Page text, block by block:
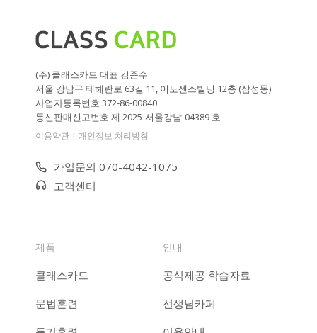
(주) 클래스카드 대표 김준수
서울 강남구 테헤란로 63길 11, 이노센스빌딩 12층 (삼성동)
사업자등록번호 372-86-00840
통신판매신고번호 제 2025-서울강남-04389 호
이용약관 | 개인정보 처리방침
가입문의 070-4042-1075
고객센터
제품
클래스카드
문법훈련
안내
공식제공 학습자료
선생님카페